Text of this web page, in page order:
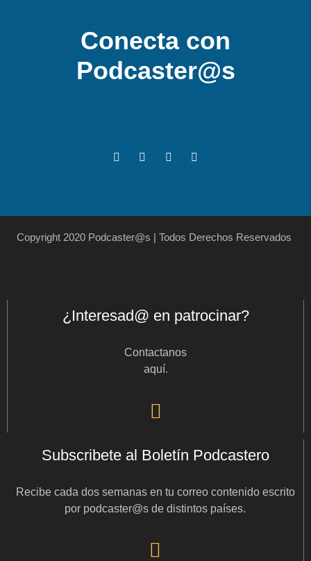
Conecta con
Podcaster@s
Copyright 2020 Podcaster@s | Todos Derechos Reservados
¿Interesad@ en patrocinar?
Contactanos
aquí.
Subscribete al Boletín Podcastero
Recibe cada dos semanas en tu correo contenido escrito
por podcaster@s de distintos países.